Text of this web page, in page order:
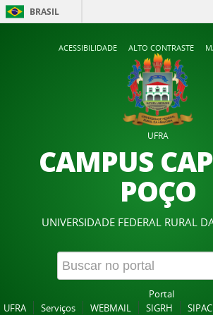
BRASIL
Acesso
ACESSIBILIDADE ALTO CONTRASTE
UFRA
CAMPUS
POÇO
UNIVERSIDADE FEDERAL RURAL
Portal
UFRA
Serviços WEBMAIL SIGRH SIPAC